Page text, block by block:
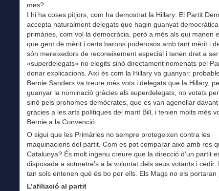
mes?
I hi ha coses pitjors, com ha demostrat la Hillary: El Partit
accepta naturalment delegats que hagin guanyat
primàries, com vol la democràcia, però a més als qui manen
que gent de mèrit i certs barons poderosos amb tant mèrit i
són mereixedors de reconeixement especial i tenen dret a ser
«superdelegats» no elegits sinó directament nomenats pel
donar explicacions. Així és com la Hillary va guanyar:
Bernie Sanders va treure més vots i delegats que la Hillary,
guanyar la nominació gràcies als superdelegats, no votats
sinó pels prohomes demòcrates, que es van agenollar
gràcies a les arts polítiques del marit Bill, i tenien molts més
Bernie a la Convenció.
O sigui que les Primàries no sempre protegeixen contra les
maquinacions del partit. Com es pot comparar això amb res
Catalunya? És molt ingenu creure que la direcció d’un partit
disposada a sotmetre’s a la voluntat dels seus votants i cedir.
tan sols entenen què és bo per ells. Els Mags no els portaran
L’afiliació al partit